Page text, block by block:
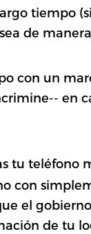
tiempo
de
con un
en
tu teléfono
con
el
de tu